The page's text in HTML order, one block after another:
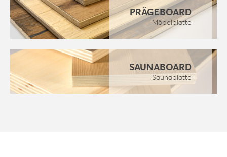
PRÄGEBOARD
Möbelplatte
SAUNABOARD
Saunaplatte